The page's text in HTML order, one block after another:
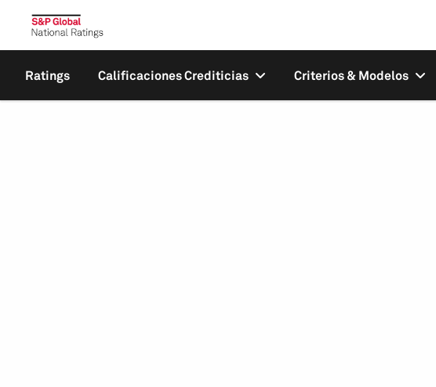
Ratings Calificaciones Crediticias Criterios & Modelos